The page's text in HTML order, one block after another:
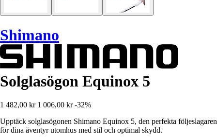
Shimano
Solglasögon Equinox 5
1 482,00 kr 1 006,00 kr -32%
Upptäck solglasögonen Shimano Equinox 5, den perfekta följeslagaren
för dina äventyr utomhus med stil och optimal skydd.